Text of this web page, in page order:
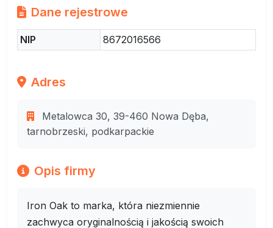
Dane rejestrowe
NIP 8672016566
Adres
Metalowca 30, 39-460 Nowa Dęba,
tarnobrzeski, podkarpackie
Opis firmy
Iron Oak to marka, która niezmiennie
zachwyca oryginalnością i jakością swoich